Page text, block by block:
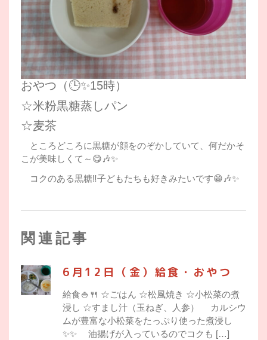
おやつ（🕒✨15時）
☆米粉黒糖蒸しパン
☆麦茶
ところどころに黒糖が顔をのぞかしていて、何だかそ
こが美味しくて～😋🎶✨
コクのある黒糖‼子どもたちも好きみたいです😁🎶✨
関連記事
6月12日（金）給食・おやつ
給食🍚🍴 ☆ごはん ☆松風焼き ☆小松菜の煮
浸し ☆すまし汁（玉ねぎ、人参） カルシウ
ムが豊富な小松菜をたっぷり使った煮浸し
✨✨ 油揚げが入っているのでコクも […]